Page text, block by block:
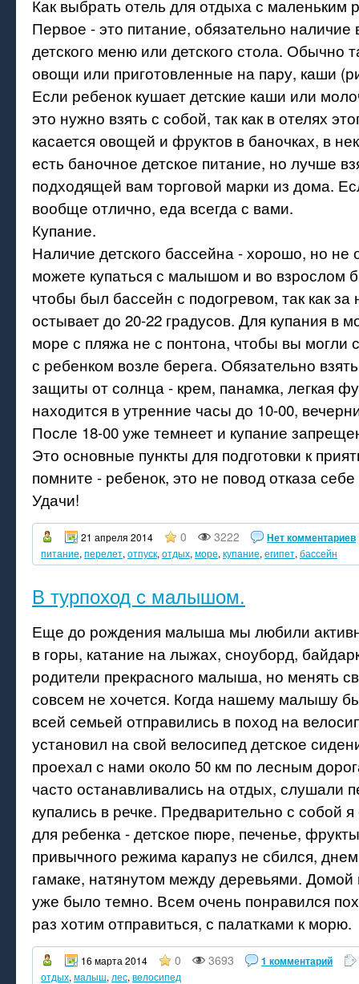
Как выбрать отель для отдыха с маленьким
Первое - это питание, обязательно наличие
детского меню или детского стола. Обычно
овощи или приготовленные на пару, каши
Если ребенок кушает детские каши или
это нужно взять с собой, так как в отелях
касается овощей и фруктов в баночках, в
есть баночное детское питание, но лучше
подходящей вам торговой марки из дома.
вообще отлично, еда всегда с вами.
Купание.
Наличие детского бассейна - хорошо, но не
можете купаться с малышом и во взрослом
чтобы был бассейн с подогревом, так как за
остывает до 20-22 градусов. Для купания в
море с пляжа не с понтона, чтобы вы могли
с ребенком возле берега. Обязательно
защиты от солнца - крем, панамка, легкая
находится в утренние часы до 10-00,
После 18-00 уже темнеет и купание
Это основные пункты для подготовки к
помните - ребенок, это не повод отказа
Удачи!
21 апреля 2014 0 3222 Нет комментариев
питание, перелет, отпуск, отдых, море, купание, египет, бассейн
В турпоход с малышом.
Еще до рождения малыша мы любили
в горы, катание на лыжах, сноуборд,
родители прекрасного малыша, но менять
совсем не хочется. Когда нашему малышу
всей семьей отправились в поход на
установил на свой велосипед детское
проехал с нами около 50 км по лесным
часто останавливались на отдых, слушали
купались в речке. Предварительно с собой
для ребенка - детское пюре, печенье,
привычного режима карапуз не сбился,
гамаке, натянутом между деревьями. Домой
уже было темно. Всем очень понравился
раз хотим отправиться, с палатками к морю.
16 марта 2014 0 3693 1 комментарий
отдых, малыш, лес, велосипед